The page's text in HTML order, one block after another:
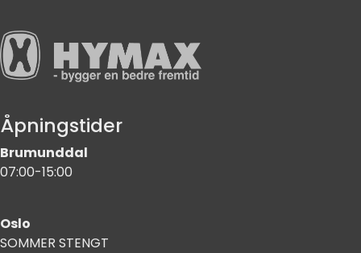
Åpningstider
Brumunddal
07:00-15:00
Oslo
SOMMER STENGT